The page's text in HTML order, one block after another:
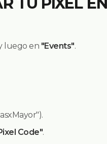
luego en "Events".
Code".